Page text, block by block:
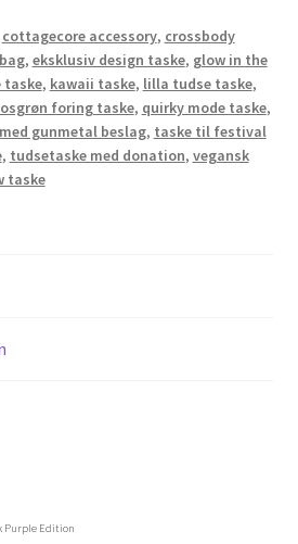
cottagecore accessory, crossbody
, eksklusiv design taske, glow in the
taske, kawaii taske, lilla tudse taske,
foring taske, quirky mode taske,
gunmetal beslag, taske til festival
, tudsetaske med donation, vegansk
taske
Purple Edition